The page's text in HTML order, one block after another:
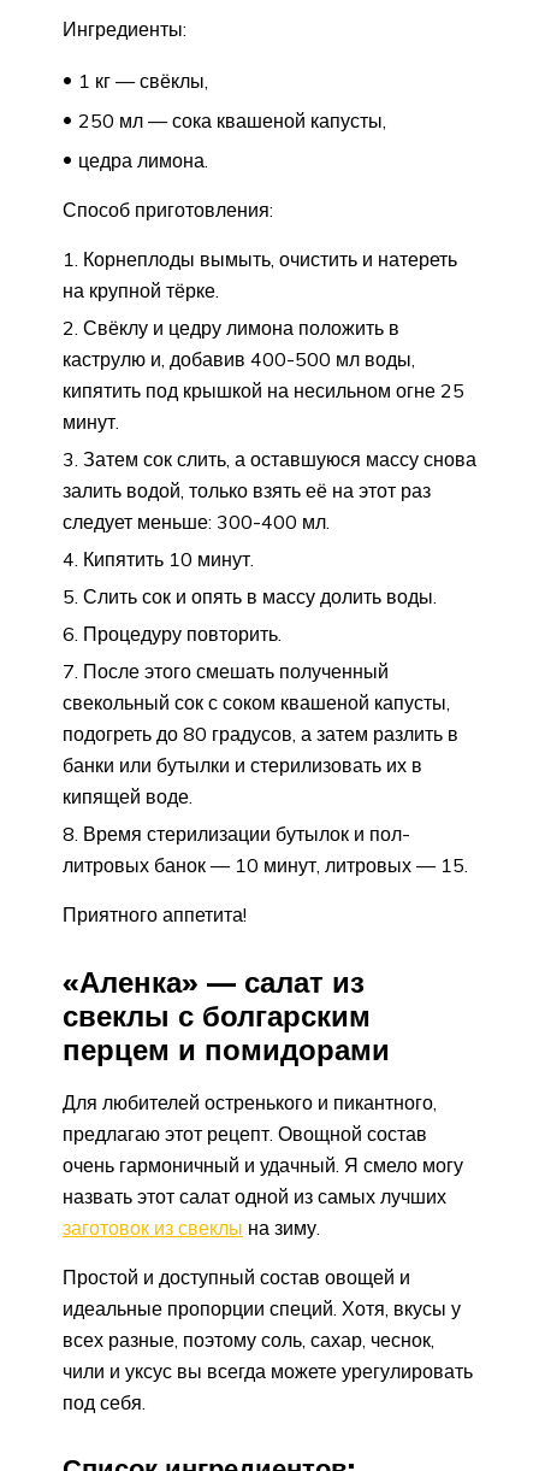
Ингредиенты:
1 кг — свёклы,
250 мл — сока квашеной капусты,
цедра лимона.
Способ приготовления:
Корнеплоды вымыть, очистить и натереть
на крупной тёрке.
Свёклу и цедру лимона положить в
каструлю и, добавив 400-500 мл воды,
кипятить под крышкой на несильном огне 25
минут.
Затем сок слить, а оставшуюся массу снова
залить водой, только взять её на этот раз
следует меньше: 300-400 мл.
Кипятить 10 минут.
Слить сок и опять в массу долить воды.
Процедуру повторить.
После этого смешать полученный
свекольный сок с соком квашеной капусты,
подогреть до 80 градусов, а затем разлить в
банки или бутылки и стерилизовать их в
кипящей воде.
Время стерилизации бутылок и пол-
литровых банок — 10 минут, литровых — 15.
Приятного аппетита!
«Аленка» — салат из
свеклы с болгарским
перцем и помидорами
Для любителей остренького и пикантного,
предлагаю этот рецепт. Овощной состав
очень гармоничный и удачный. Я смело могу
назвать этот салат одной из самых лучших
заготовок из свеклы на зиму.
Простой и доступный состав овощей и
идеальные пропорции специй. Хотя, вкусы у
всех разные, поэтому соль, сахар, чеснок,
чили и уксус вы всегда можете урегулировать
под себя.